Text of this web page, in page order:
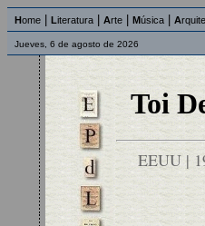
Home Literatura Arte Música A
Jueves, 6 de agosto de 2026
Toi
EEUU |